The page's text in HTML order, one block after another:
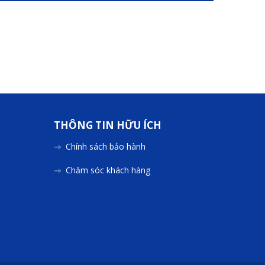
THÔNG TIN HỮU ÍCH
Chính sách bảo hành
Chăm sóc khách hàng